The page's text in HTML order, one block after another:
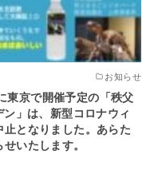
お知らせ
東京で開催予定の「秩父
」は、新型コロナウィ
となりました。あらた
いたします。